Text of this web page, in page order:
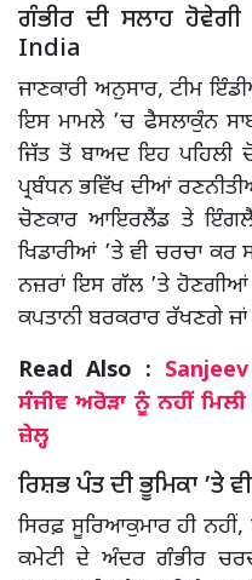
ਗੰਭੀਰ ਦੀ ਸਲਾਹ
India
ਜਾਣਕਾਰੀ ਅਨੁਸਾਰ, ਟੀਮ
ਇਸ ਮਾਮਲੇ ’ਚ ਫੈਸਲਾਕੁੰਨ
ਜਿੱਤ ਤੋਂ ਬਾਅਦ ਇਹ ਪਹਿਲੀ
ਪ੍ਰਬੰਧਨ ਭਵਿੱਖ ਦੀਆਂ
ਚੋਣਕਾਰ ਆਇਰਲੈਂਡ ਤੇ
ਖਿਡਾਰੀਆਂ ’ਤੇ ਵੀ ਚਰਚਾ
ਨਜ਼ਰਾਂ ਇਸ ਗੱਲ ’ਤੇ ਹੋਣਗੀਆਂ
ਕਪਤਾਨੀ ਬਰਕਰਾਰ ਰੱਖਣਗੇ ਜਾਂ
Read Also :
ਸੰਜੀਵ ਅਰੋੜਾ ਨੂੰ ਨਹੀਂ
ਜ਼ੇਲ੍ਹ
ਰਿਸ਼ਭ ਪੰਤ ਦੀ ਭੂਮਿਕਾ ’ਤੇ
ਸਿਰਫ਼ ਸੂਰਿਆਕੁਮਾਰ ਹੀ
ਕਮੇਟੀ ਦੇ ਅੰਦਰ ਗੰਭੀਰ